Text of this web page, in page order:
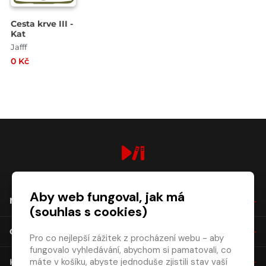
Cesta krve III -
Kat
Jafff
0 Kč
NÁKUP
O SPOLEČNOSTI
KONTAKT
Aby web fungoval, jak má
(souhlas s cookies)
Pro co nejlepší zážitek z procházení webu - aby
fungovalo vyhledávání, abychom si pamatovali, co
máte v košíku, abyste jednoduše zjistili stav vaší